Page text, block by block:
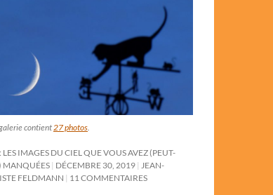
contient27 photos.
IMAGES DU CIEL QUE VOUS AVEZ (PEUT-
MANQUÉES DÉCEMBRE 30, 2019 JEAN-
FELDMANN
11 COMMENTAIRES